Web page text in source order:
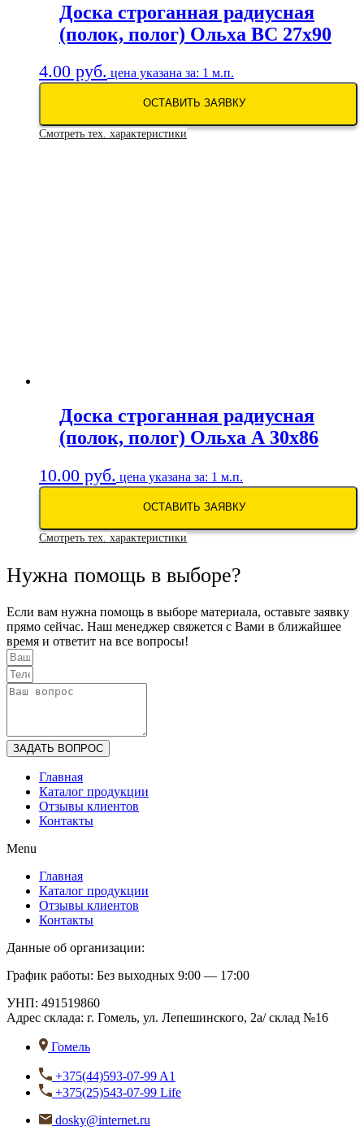
Доска строганная радиусная
(полок, полог) Ольха ВС 27х90
4.00 руб. цена указана за: 1 м.п.
ОСТАВИТЬ ЗАЯВКУ
Смотреть тех. характеристики
Доска строганная радиусная
(полок, полог) Ольха А 30х86
10.00 руб. цена указана за: 1 м.п.
ОСТАВИТЬ ЗАЯВКУ
Смотреть тех. характеристики
Нужна помощь в выборе?
Если вам нужна помощь в выборе материала, оставьте заявку
прямо сейчас. Наш менеджер свяжется с Вами в ближайшее
время и ответит на все вопросы!
ЗАДАТЬ ВОПРОС
Главная
Каталог продукции
Отзывы клиентов
Контакты
Menu
Главная
Каталог продукции
Отзывы клиентов
Контакты
Данные об организации:
График работы: Без выходных 9:00 — 17:00
УНП: 491519860
Адрес склада: г. Гомель, ул. Лепешинского, 2а/ склад №16
Гомель
+375(44)593-07-99 A1
+375(25)543-07-99 Life
dosky@internet.ru